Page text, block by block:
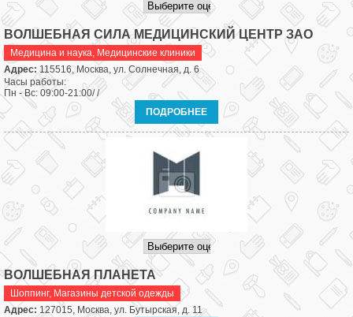
ВОЛШЕБНАЯ СИЛА МЕДИЦИНСКИЙ ЦЕНТР ЗАО
Медицина и наука, Медицинские клиники
Адрес: 115516, Москва, ул. Солнечная, д. 6
Часы работы:
Пн - Вс: 09:00-21:00/ /
ПОДРОБНЕЕ
ВОЛШЕБНАЯ ПЛАНЕТА
Шоппинг, Магазины детской одежды
Адрес: 127015, Москва, ул. Бутырская, д. 11